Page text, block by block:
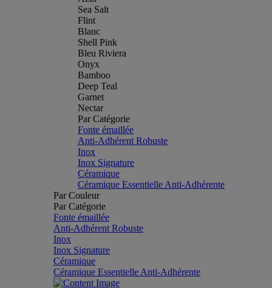
Sea Salt
Flint
Blanc
Shell Pink
Bleu Riviera
Onyx
Bamboo
Deep Teal
Garnet
Nectar
Par Catégorie
Fonte émaillée
Anti-Adhérent Robuste
Inox
Inox Signature
Céramique
Céramique Essentielle Anti-Adhérente
Par Couleur
Par Catégorie
Fonte émaillée
Anti-Adhérent Robuste
Inox
Inox Signature
Céramique
Céramique Essentielle Anti-Adhérente